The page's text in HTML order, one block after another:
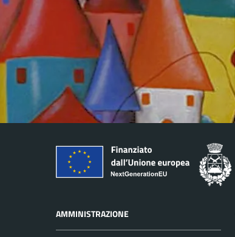
AMMINISTRAZIONE